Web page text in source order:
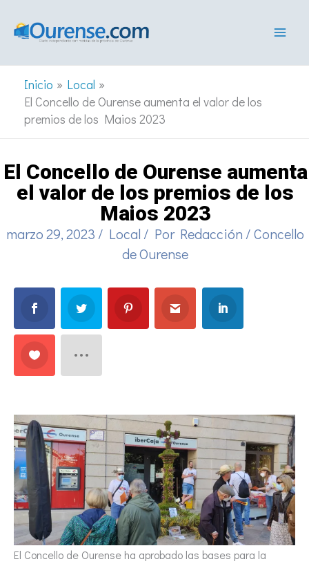
Inicio
Local
El Concello de Ourense aumenta el valor de los
premios de los Maios 2023
El Concello de Ourense aumenta
el valor de los premios de los
Maios 2023
marzo 29, 2023 / Local / Por Redacción /Concello
de Ourense
El Concello de Ourense ha aprobado las bases para la